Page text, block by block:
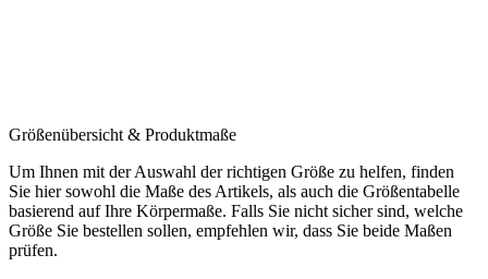
Größenübersicht & Produktmaße
Um Ihnen mit der Auswahl der richtigen Größe zu helfen, finden
Sie hier sowohl die Maße des Artikels, als auch die Größentabelle
basierend auf Ihre Körpermaße. Falls Sie nicht sicher sind, welche
Größe Sie bestellen sollen, empfehlen wir, dass Sie beide Maßen
prüfen.